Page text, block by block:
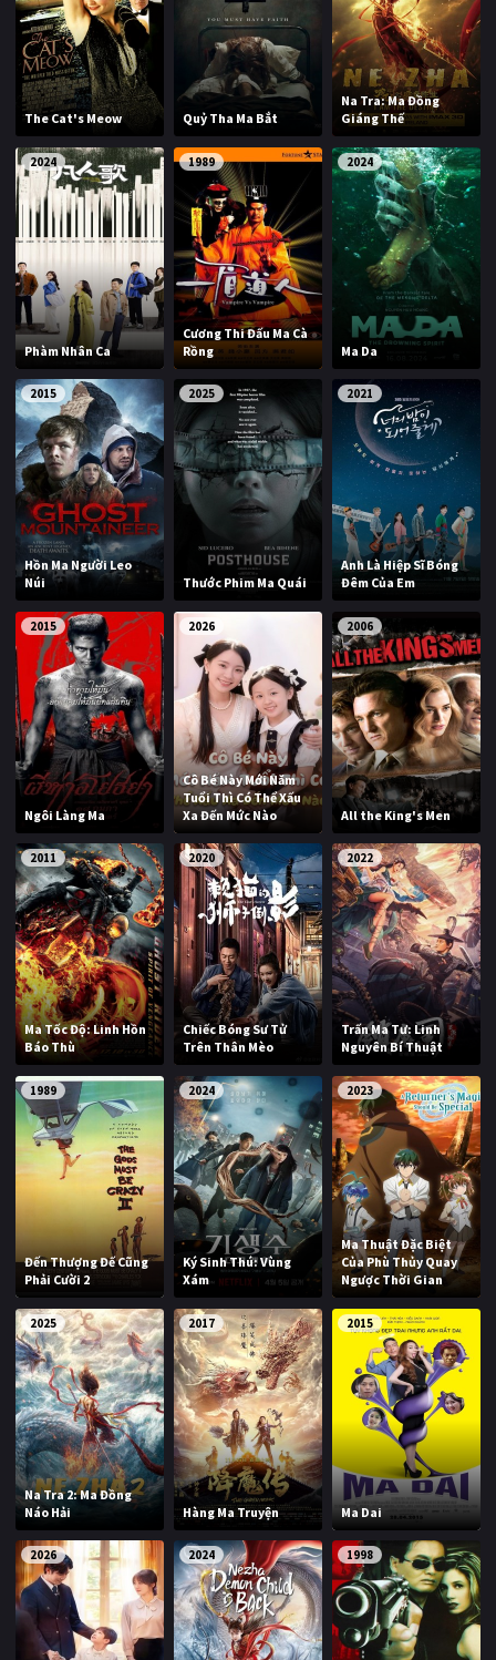
PHIM LẺ
PHIM CHIẾU RẠP
TUYỂN TẬP PHIM
BLOG
The Cat's Meow Quỷ Tha Ma Bắt
Na Tra: Ma Đồng
Giáng Thế
2024
Phàm Nhân Ca
1989
Cương Thi Đấu Ma Cà
Rồng
2024
Ma Da
2015
Hồn Ma Người Leo
Núi
2025
Thước Phim Ma Quái
2021
Anh Là Hiệp Sĩ Bóng
Đêm Của Em
2015
Ngôi Làng Ma
2026
Cô Bé Này Mới Năm
Tuổi Thì Có Thể Xấu
Xa Đến Mức Nào
2006
All the King's Men
2011
Ma Tốc Độ: Linh Hồn
Báo Thù
2020
Chiếc Bóng Sư Tử
Trên Thân Mèo
2022
Trấn Ma Tư: Linh
Nguyên Bí Thuật
1989
Đến Thượng Đế Cũng
Phải Cười 2
2024
Ký Sinh Thú: Vùng
Xám
2023
Ma Thuật Đặc Biệt
Của Phù Thủy Quay
Ngược Thời Gian
2025
Na Tra 2: Ma Đồng
Náo Hải
2017
Hàng Ma Truyện
2015
Ma Dai
2026 2024 1998